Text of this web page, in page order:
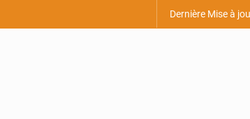
Dernière Mise à